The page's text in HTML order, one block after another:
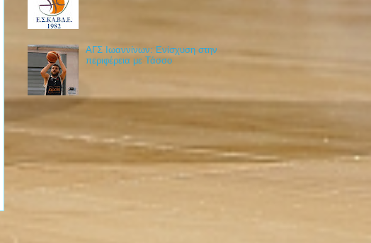
ΑΓΣ Ιωαννίνων: Ενίσχυση στην
περιφέρεια με Τάσσο